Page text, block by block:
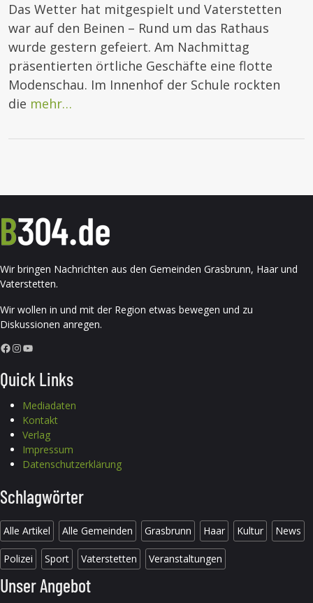
Das Wetter hat mitgespielt und Vaterstetten
war auf den Beinen – Rund um das Rathaus
wurde gestern gefeiert. Am Nachmittag
präsentierten örtliche Geschäfte eine flotte
Modenschau. Im Innenhof der Schule rockten
die mehr…
Wir bringen Nachrichten aus den Gemeinden Grasbrunn, Haar und
Vaterstetten.
Wir wollen in und mit der Region etwas bewegen und zu
Diskussionen anregen.
Facebook InstagramYouTube
Quick Links
Mediadaten
Kontakt
Verlag
Impressum
Datenschutzerklärung
Schlagwörter
Alle Artikel Alle Gemeinden Grasbrunn Haar Kultur News
Polizei Sport Vaterstetten Veranstaltungen
Unser Angebot